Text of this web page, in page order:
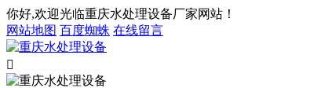
你好,欢迎光临重庆水处理设备厂家网站！
网站地图 百度蜘蛛 在线留言
